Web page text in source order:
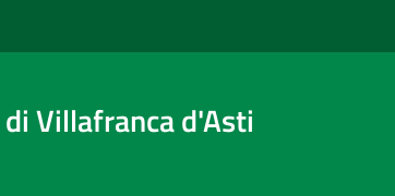
Villafranca d'Asti